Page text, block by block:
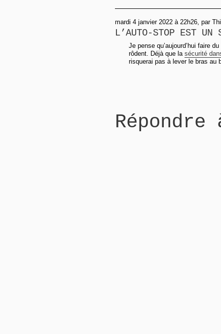
mardi 4 janvier 2022 à 22h26, par
L’AUTO-STOP EST UN
Je pense qu’aujourd’hui faire
rôdent. Déjà que la sécurité
risquerai pas à lever le bras au